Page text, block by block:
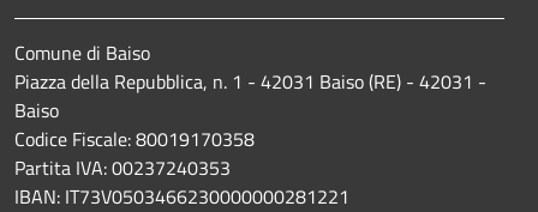
Comune di Baiso
Piazza della Repubblica, n. 1 - 42031 Baiso (RE) - 42031 -
Baiso
Codice Fiscale: 80019170358
Partita IVA: 00237240353
IBAN: IT73V0503466230000000281221